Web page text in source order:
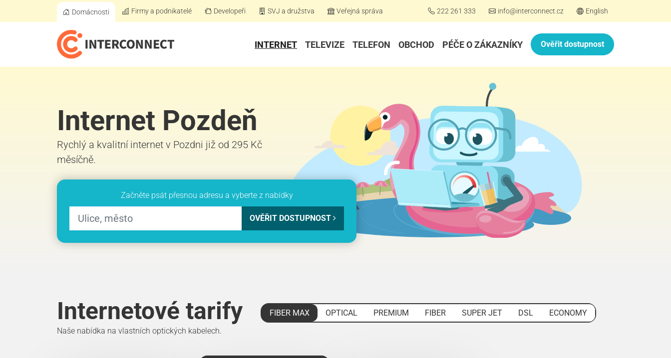
Domácnosti Firmy a podnikatelé Developeři SVJ a družstva Veřejná správa 222 261 333 info@interconnect.cz English
INTERNET TELEVIZE TELEFON OBCHOD PÉČE O ZÁKAZNÍKY Ověřit dostupnost
Internet Pozdeň
Rychlý a kvalitní internet v Pozdni již od 295 Kč
měsíčně.
Začněte psát přesnou adresu a vyberte z nabídky
OVĚŘIT DOSTUPNOST
Internetové tarify FIBER MAX OPTICAL PREMIUM FIBER SUPER JET DSL
ECONOMY
Naše nabídka na vlastních optických kabelech.